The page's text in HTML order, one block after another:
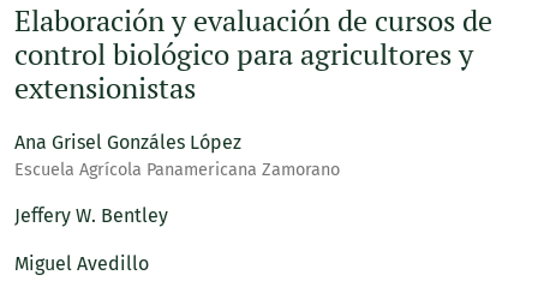
Elaboración y evaluación de cursos de
control biológico para agricultores y
extensionistas
Ana Grisel Gonzáles López
Escuela Agrícola Panamericana Zamorano
Jeffery W. Bentley
Miguel Avedillo